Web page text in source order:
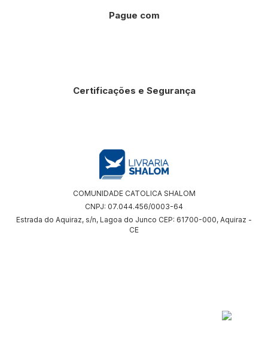
Pague com
Certificações e Segurança
COMUNIDADE CATOLICA SHALOM
CNPJ: 07.044.456/0003-64
Estrada do Aquiraz, s/n, Lagoa do Junco CEP: 61700-000, Aquiraz -
CE